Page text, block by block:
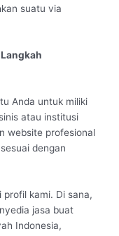
suatu via
Anda untuk miliki
atau institusi
website profesional
dengan
profil kami. Di sana,
jasa buat
Indonesia,